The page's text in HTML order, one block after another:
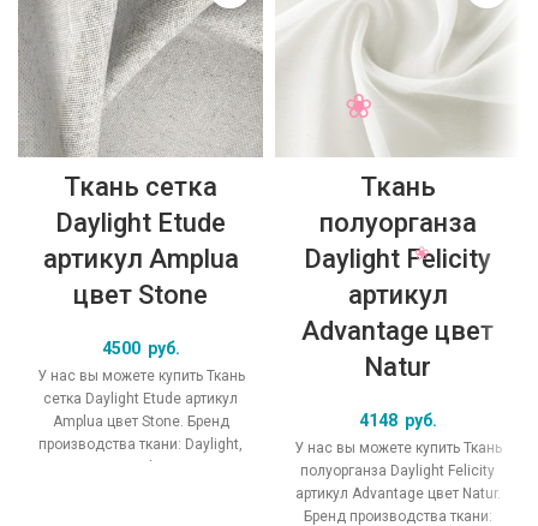
Ткань сетка
Daylight Etude
артикул Amplua
цвет Stone
4500 руб.
У нас вы можете купить Ткань
сетка Daylight Etude артикул
Amplua цвет Stone. Бренд
производства ткани: Daylight,
коллекция Etude, основной
Ткань
полуорганза
Daylight Felicity
артикул
Advantage цвет
Natur
4148 руб.
У нас вы можете купить Ткань
полуорганза Daylight Felicity
артикул Advantage цвет Natur.
Бренд производства ткани: